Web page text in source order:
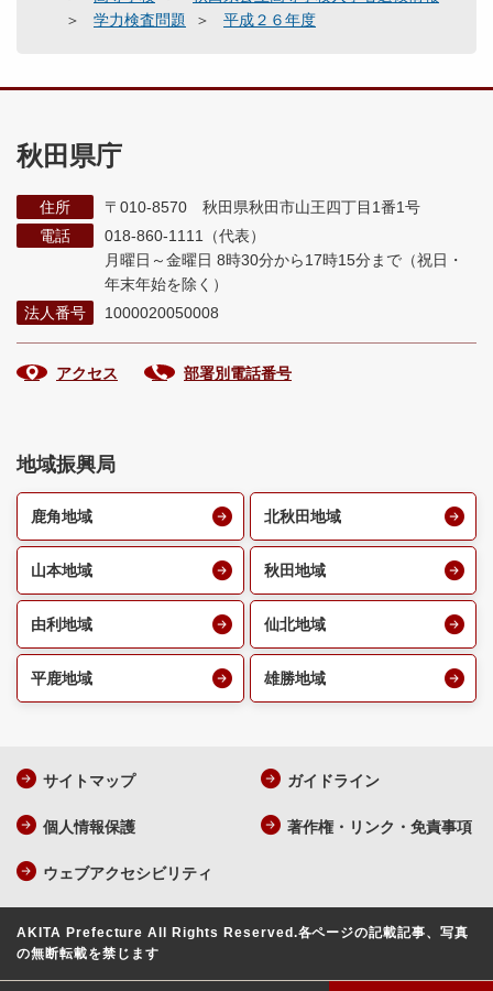
学力検査問題
平成２６年度
秋田県庁
住所
〒010-8570 秋田県秋田市山王四丁目1番1号
電話
018-860-1111（代表）
月曜日～金曜日 8時30分から17時15分まで （祝日・
年末年始を除く）
法人番号
1000020050008
アクセス 部署別電話番号
地域振興局
鹿角地域 北秋田地域
山本地域 秋田地域
由利地域 仙北地域
平鹿地域 雄勝地域
サイトマップ ガイドライン
個人情報保護 著作権・リンク・免責事項
ウェブアクセシビリティ
AKITA Prefecture All Rights Reserved.各ページの記載記事、写真
の無断転載を禁じます